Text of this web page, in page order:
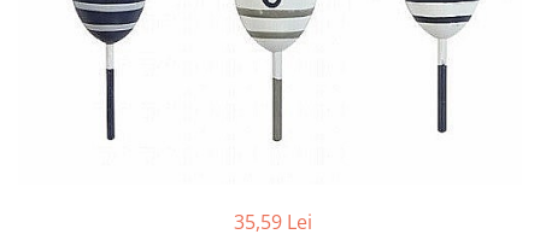
Barci, vapoare, ambarcatiuni
Decoratiuni care se agata
35,59 Lei